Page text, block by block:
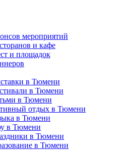
мероприятий
и кафе
и площадок
в Тюмени
в Тюмени
в Тюмени
отдых в Тюмени
в Тюмени
в Тюмени
в Тюмени
в Тюмени